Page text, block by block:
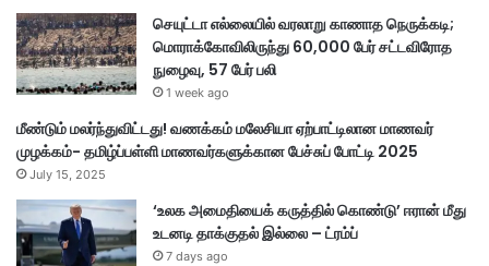
செயுட்டா எல்லையில் வரலாறு காணாத நெருக்கடி;
மொராக்கோவிலிருந்து 60,000 பேர் சட்டவிரோத
நுழைவு, 57 பேர் பலி
1 week ago
மீண்டும் மலர்ந்துவிட்டது! வணக்கம் மலேசியா ஏற்பாட்டிலான மாணவர்
முழக்கம்- தமிழ்ப்பள்ளி மாணவர்களுக்கான பேச்சுப் போட்டி 2025
July 15, 2025
‘உலக அமைதியைக் கருத்தில் கொண்டு’ ஈரான் மீது
உடனடி தாக்குதல் இல்லை – ட்ரம்ப்
7 days ago